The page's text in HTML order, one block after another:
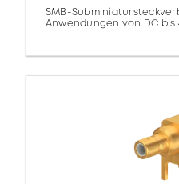
SMB-
Anwendungen von DC bis